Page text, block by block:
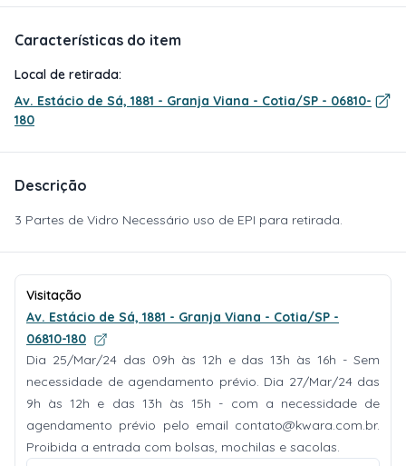
Características do item
Local de retirada:
Av. Estácio de Sá, 1881 - Granja Viana - Cotia/SP - 06810-
180
Descrição
3 Partes de Vidro Necessário uso de EPI para retirada.
Visitação
Av. Estácio de Sá, 1881 - Granja Viana - Cotia/SP -
06810-180
Dia 25/Mar/24 das 09h às 12h e das 13h às 16h - Sem
necessidade de agendamento prévio. Dia 27/Mar/24 das
9h às 12h e das 13h às 15h - com a necessidade de
agendamento prévio pelo email contato@kwara.com.br.
Proibida a entrada com bolsas, mochilas e sacolas.